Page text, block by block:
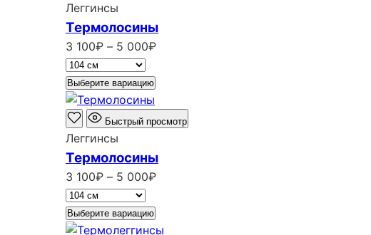
Леггинсы
Термолосины
3 100₽ – 5 000₽Диапазон
–
000₽
Выберите вариацию
Быстрый просмотр
Леггинсы
Термолосины
3 100₽ – 5 000₽Диапазон
100₽
Выберите вариацию